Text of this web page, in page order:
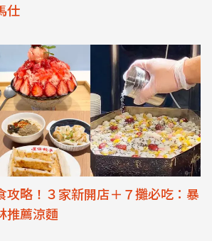
仕
攻略！３家新開店＋７攤必吃：暴
推薦涼麵